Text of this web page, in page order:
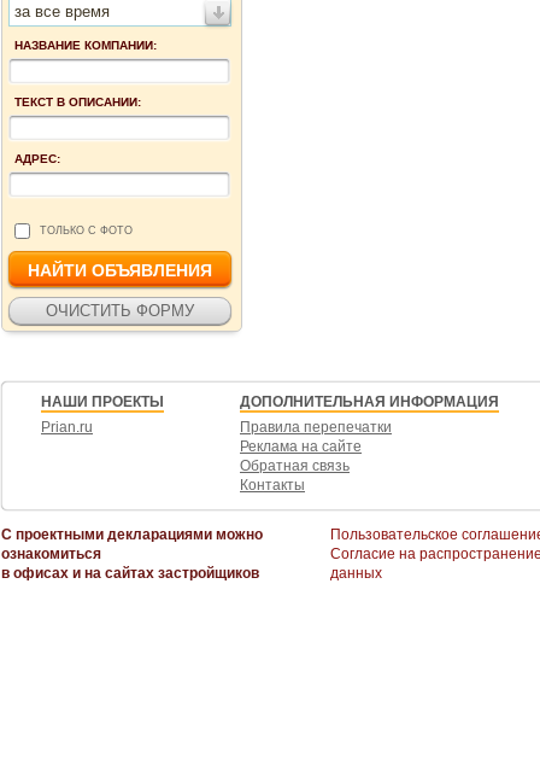
за все время
НАЗВАНИЕ КОМПАНИИ:
ТЕКСТ В ОПИСАНИИ:
АДРЕС:
ТОЛЬКО С ФОТО
НАШИ ПРОЕКТЫ
Prian.ru
ДОПОЛНИТЕЛЬНАЯ ИНФОРМАЦИЯ
Правила перепечатки
Реклама на сайте
Обратная связь
Контакты
С проектными декларациями можно
ознакомиться
в офисах и на сайтах застройщиков
Пользовательское
Согласие на
данных